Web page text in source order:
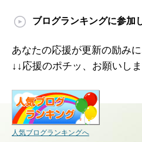
ブログランキングに参加
あなたの応援が更新の励みに
↓↓応援のポチッ、お願いし
人気ブログランキングへ